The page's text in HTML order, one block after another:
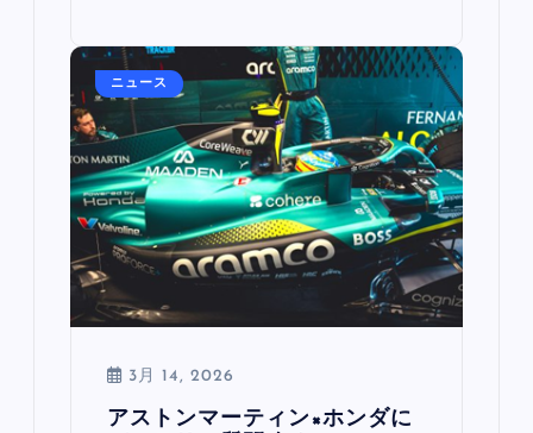
ニュース
3月 14, 2026
アストンマーティン×ホンダに